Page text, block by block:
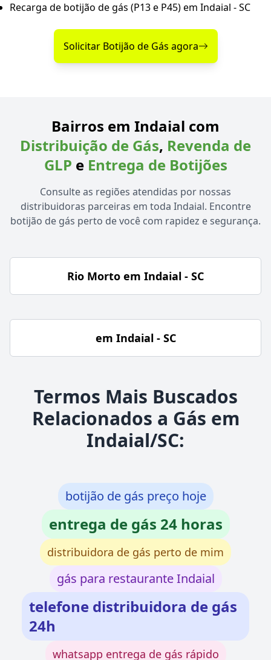
Recarga de botijão de gás (P13 e P45) em Indaial - SC
Solicitar Botijão de Gás agora
Bairros em Indaial com
Distribuição de Gás, Revenda de
GLP e Entrega de Botijões
Consulte as regiões atendidas por nossas
distribuidoras parceiras em toda Indaial. Encontre
botijão de gás perto de você com rapidez e segurança.
Rio Morto em Indaial - SC
em Indaial - SC
Termos Mais Buscados
Relacionados a Gás em
Indaial/SC:
botijão de gás preço hoje
entrega de gás 24 horas
distribuidora de gás perto de mim
gás para restaurante Indaial
telefone distribuidora de gás
24h
whatsapp entrega de gás rápido